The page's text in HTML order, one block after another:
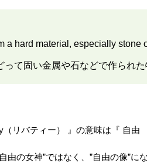
a hard material, especially stone
って固い金属や石などで作られた
（リバティー） 』の意味は『 自由
由の女神”ではなく、”自由の像”に